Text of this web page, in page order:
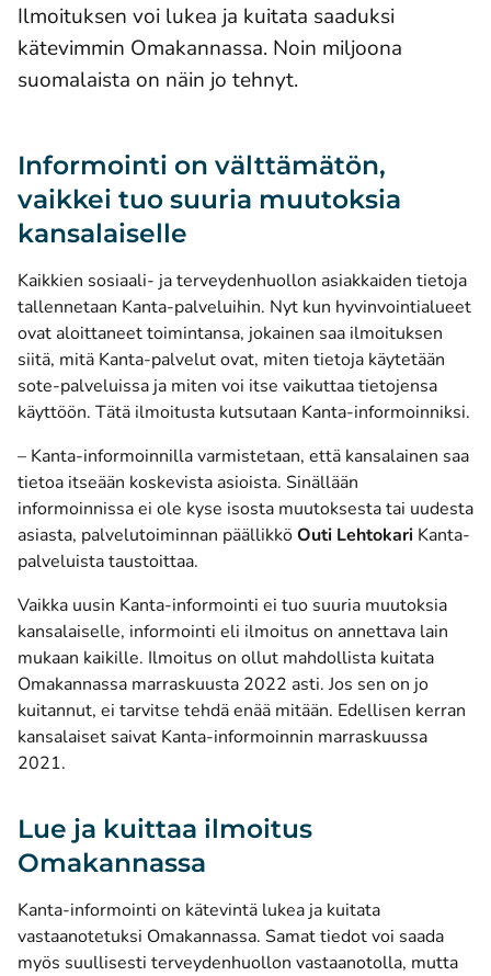
Ilmoituksen voi lukea ja kuitata saaduksi
kätevimmin Omakannassa. Noin miljoona
suomalaista on näin jo tehnyt.
Informointi on välttämätön,
vaikkei tuo suuria muutoksia
kansalaiselle
Kaikkien sosiaali- ja terveydenhuollon asiakkaiden tietoja
tallennetaan Kanta-palveluihin. Nyt kun hyvinvointialueet
ovat aloittaneet toimintansa, jokainen saa ilmoituksen
siitä, mitä Kanta-palvelut ovat, miten tietoja käytetään
sote-palveluissa ja miten voi itse vaikuttaa tietojensa
käyttöön. Tätä ilmoitusta kutsutaan Kanta-informoinniksi.
– Kanta-informoinnilla varmistetaan, että kansalainen saa
tietoa itseään koskevista asioista. Sinällään
informoinnissa ei ole kyse isosta muutoksesta tai uudesta
asiasta, palvelutoiminnan päällikköOuti Lehtokari Kanta-
palveluista taustoittaa.
Vaikka uusin Kanta-informointi ei tuo suuria muutoksia
kansalaiselle, informointi eli ilmoitus on annettava lain
mukaan kaikille. Ilmoitus on ollut mahdollista kuitata
Omakannassa marraskuusta 2022 asti. Jos sen on jo
kuitannut, ei tarvitse tehdä enää mitään. Edellisen kerran
kansalaiset saivat Kanta-informoinnin marraskuussa
2021.
Lue ja kuittaa ilmoitus
Omakannassa
Kanta-informointi on kätevintä lukea ja kuitata
vastaanotetuksi Omakannassa. Samat tiedot voi saada
myös suullisesti terveydenhuollon vastaanotolla, mutta